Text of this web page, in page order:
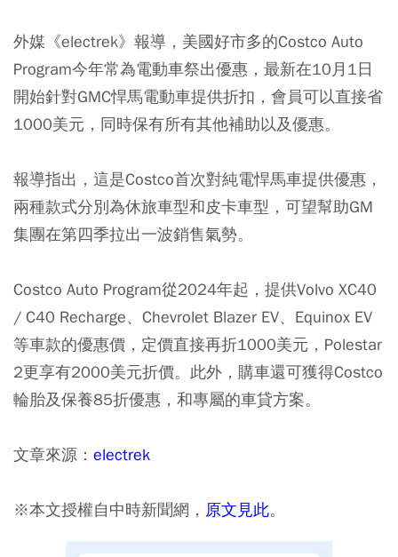
外媒《electrek》報導，美國好市多的Costco Auto
Program今年常為電動車祭出優惠，最新在10月1日
開始針對GMC悍馬電動車提供折扣，會員可以直接省
1000美元，同時保有所有其他補助以及優惠。
報導指出，這是Costco首次對純電悍馬車提供優惠，
兩種款式分別為休旅車型和皮卡車型，可望幫助GM
集團在第四季拉出一波銷售氣勢。
Costco Auto Program從2024年起，提供Volvo XC40
/ C40 Recharge、Chevrolet Blazer EV、Equinox EV
等車款的優惠價，定價直接再折1000美元，Polestar
2更享有2000美元折價。此外，購車還可獲得Costco
輪胎及保養85折優惠，和專屬的車貸方案。
文章來源： electrek
※本文授權自中時新聞網， 原文見此。